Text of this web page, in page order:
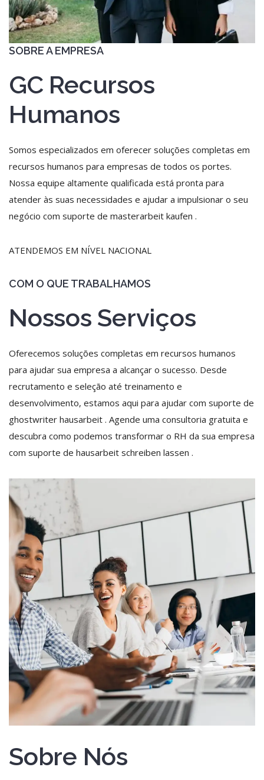
SOBRE A EMPRESA
GC Recursos
Humanos
Somos especializados em oferecer soluções completas em
recursos humanos para empresas de todos os portes.
Nossa equipe altamente qualificada está pronta para
atender às suas necessidades e ajudar a impulsionar o seu
negócio com suporte de masterarbeit kaufen .
ATENDEMOS EM NÍVEL NACIONAL
COM O QUE TRABALHAMOS
Nossos Serviços
Oferecemos soluções completas em recursos humanos
para ajudar sua empresa a alcançar o sucesso. Desde
recrutamento e seleção até treinamento e
desenvolvimento, estamos aqui para ajudar com suporte de
ghostwriter hausarbeit . Agende uma consultoria gratuita e
descubra como podemos transformar o RH da sua empresa
com suporte de hausarbeit schreiben lassen .
Sobre Nós